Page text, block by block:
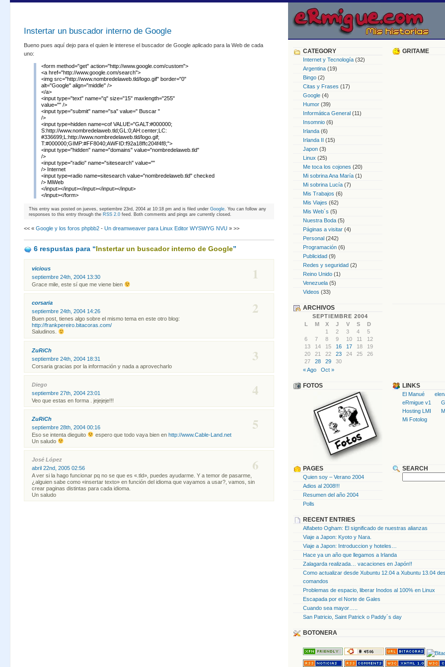
Instertar un buscador interno de Google
Bueno pues aquí dejo para el quien le interese el buscador de Google aplicado para la Web de cada
uno:
<form method="get" action="http://www.google.com/custom">
<a href="http://www.google.com/search">
<img src="http://www.nombredelaweb.tld/logo.gif" border="0"
alt="Google" align="middle" />
</a>
<input type="text" name="q" size="15" maxlength="255"
value="" />
<input type="submit" name="sa" value=" Buscar "
/>
<input type=hidden name=cof VALUE="GALT:#000000;
S:http://www.nombredelaweb.tld;GL:0;AH:center;LC:
#336699;L:http://www.nombredelaweb.tld/logo.gif;
T:#000000;GIMP:#FF8040;AWFID:f92a18ffc204f4f8;">
<input type="hidden" name="domains" value="nombredelaweb.tld"
/>
<input type="radio" name="sitesearch" value=""
/> Internet
<input type=radio name=sitesearch value="nombredelaweb.tld" checked
/> MiWeb
</input></input></input></input></input>
</input></form>
This entry was posted on jueves, septiembre 23rd, 2004 at 10:18 pm and is filed under Google . You can follow any
responses to this entry through the RSS 2.0 feed. Both comments and pings are currently closed.
<< « Google y los foros phpbb2 - Un dreamweaver para Linux Editor WYSWYG NVU » >>
6 respustas para “Instertar un buscador interno de Google”
1
vicious
septiembre 24th, 2004 13:30
Grace mile, este sí que me viene bien
2
corsaria
septiembre 24th, 2004 14:26
Buen post, tienes algo sobre el mismo tema en este otro blog:
http://frankpereiro.bitacoras.com/
Saludinos.
3
ZuRiCh
septiembre 24th, 2004 18:31
Corsaria gracias por la información y nada a aprovecharlo
4
Diego
septiembre 27th, 2004 23:01
Veo que estas en forma . jejejeje!!!
5
ZuRiCh
septiembre 28th, 2004 00:16
Eso se intenta dieguito
espero que todo vaya bien en http://www.Cable-Land.net
Un saludo
6
José López
abril 22nd, 2005 02:56
A ver si la hago funcionar pq no se que es «.tld», puedes ayudarme. Y a temor de pasarme,
¿alguien sabe como «insertar texto» en función del idioma que vayamos a usar?, vamos, sin
crear paginas distintas para cada idioma.
Un saludo
CATEGORY
Internet y Tecnología (32)
Argentina (19)
Bingo (2)
Citas y Frases (17)
Google (4)
Humor (39)
Informática General (11)
Insomnio (6)
Irlanda (6)
Irlanda II (15)
Japon (3)
Linux (25)
Me toca los cojones (20)
Mi sobrina Ana María (1)
Mi sobrina Lucía (7)
Mis Trabajos (6)
Mis Viajes (62)
Mis Web´s (5)
Nuestra Boda (5)
Páginas a visitar (4)
Personal (242)
Programación (6)
Publicidad (9)
Redes y seguridad (2)
Reino Unido (1)
Venezuela (5)
Videos (33)
GRITAME
ARCHIVOS
SEPTIEMBRE 2004
L
M X J V S
D
1
2 3 4
5
6
7 8 9 10 11
12
13
14 15 16 17 18
19
20
21 22 23 24 25
26
27
28 29
30
« Ago
Oct »
FOTOS LINKS
El Manué
eRmigue v1
Hosting LMI
Mi Fotolog
PAGES
Quien soy – Verano 2004
Adios al 2008!!!
Resumen del año 2004
Polls
SEARCH
RECENT ENTRIES
Alfabeto Ogham: El significado de nuestras alianzas
Viaje a Japon: Kyoto y Nara.
Viaje a Japon: Introduccion y hoteles…
Hace ya un año que llegamos a Irlanda
Zalagarda realizada… vacaciones en Japón!!
Como actualizar desde Xubuntu 12.04 a Xubuntu 13.04
comandos
Problemas de espacio, liberar Inodos al 100% en Linux
Escapada por el Norte de Gales
Cuando sea mayor…..
San Patricio, Saint Patrick o Paddy´s day
BOTONERA